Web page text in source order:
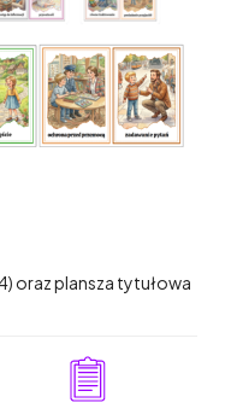
oraz plansza tytułowa